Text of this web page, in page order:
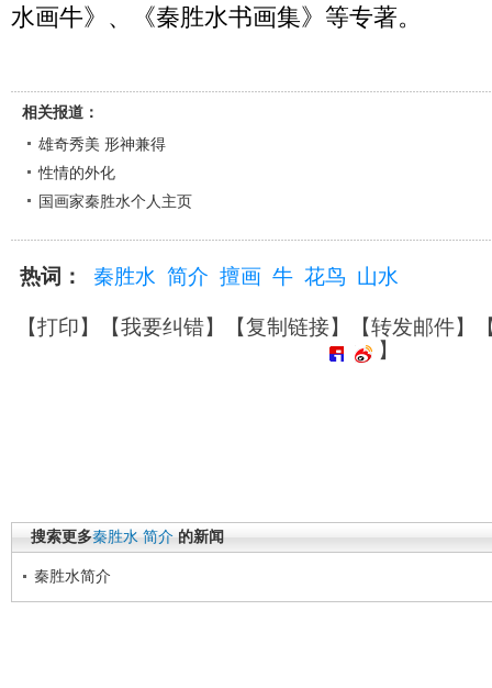
水画牛》、《秦胜水书画集》等专著。
相关报道：
雄奇秀美 形神兼得
性情的外化
国画家秦胜水个人主页
热词： 秦胜水 简介 擅画 牛 花鸟 山水
【打印】【我要纠错】【复制链接】【转发邮件】
】
搜索更多秦胜水 简介 的新闻
秦胜水简介